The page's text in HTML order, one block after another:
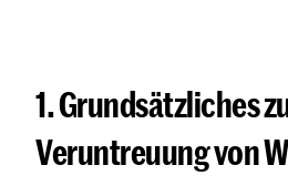
1. Grundsätzliches
Veruntreuung von